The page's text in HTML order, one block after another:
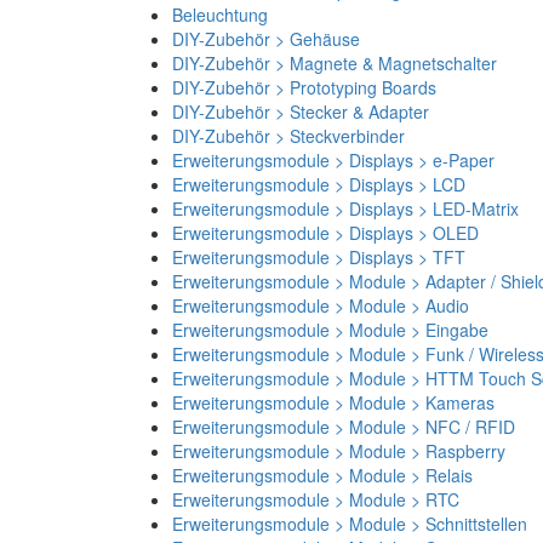
Beleuchtung
DIY-Zubehör > Gehäuse
DIY-Zubehör > Magnete & Magnetschalter
DIY-Zubehör > Prototyping Boards
DIY-Zubehör > Stecker & Adapter
DIY-Zubehör > Steckverbinder
Erweiterungsmodule > Displays > e-Paper
Erweiterungsmodule > Displays > LCD
Erweiterungsmodule > Displays > LED-Matrix
Erweiterungsmodule > Displays > OLED
Erweiterungsmodule > Displays > TFT
Erweiterungsmodule > Module > Adapter /
Erweiterungsmodule > Module > Audio
Erweiterungsmodule > Module > Eingabe
Erweiterungsmodule > Module > Funk / Wireless
Erweiterungsmodule > Module > HTTM Touch
Erweiterungsmodule > Module > Kameras
Erweiterungsmodule > Module > NFC / RFID
Erweiterungsmodule > Module > Raspberry
Erweiterungsmodule > Module > Relais
Erweiterungsmodule > Module > RTC
Erweiterungsmodule > Module > Schnittstellen